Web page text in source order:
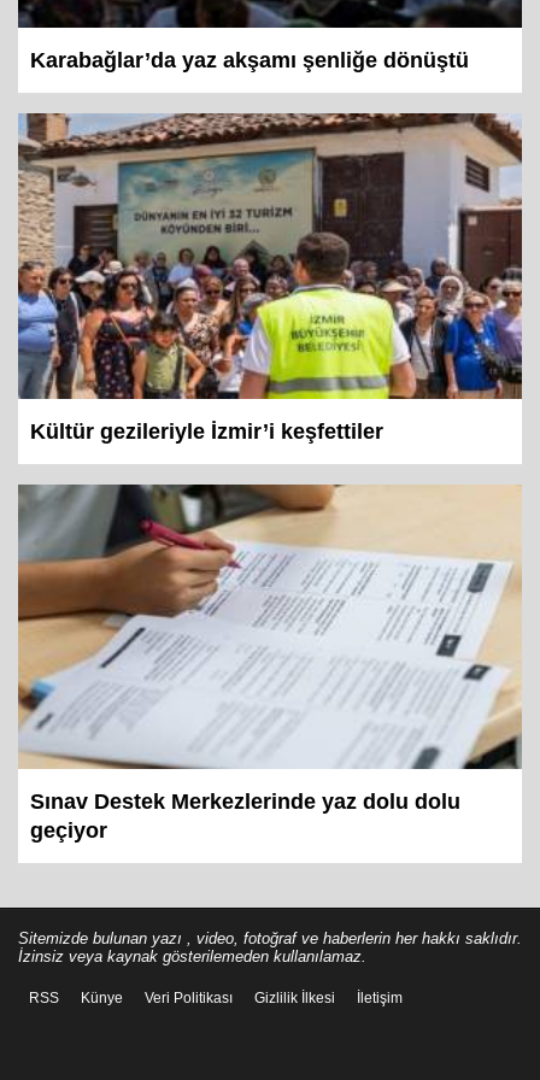
Karabağlar’da yaz akşamı şenliğe dönüştü
Kültür gezileriyle İzmir’i keşfettiler
Sınav Destek Merkezlerinde yaz dolu dolu
geçiyor
Sitemizde bulunan yazı , video, fotoğraf ve haberlerin her hakkı saklıdır.
İzinsiz veya kaynak gösterilemeden kullanılamaz.